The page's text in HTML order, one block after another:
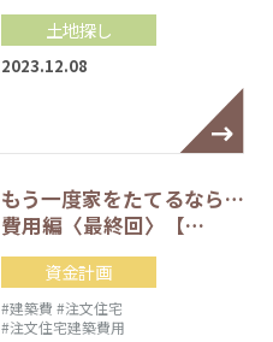
土地探し
2023.12.08
もう一度家をたてるなら…
費用編〈最終回〉【…
資金計画
#建築費 #注文住宅
#注文住宅建築費用